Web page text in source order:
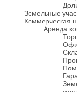
Земельные
Коммерческая
Аренда